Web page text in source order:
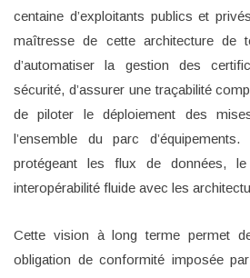
centaine d’exploitants publics et
maîtresse de cette architecture de
d’automatiser la gestion des
sécurité, d’assurer une traçabilité
de piloter le déploiement des
l’ensemble du parc
protégeant les flux de données,
interopérabilité fluide avec les
Cette vision à long terme permet
obligation de conformité imposée